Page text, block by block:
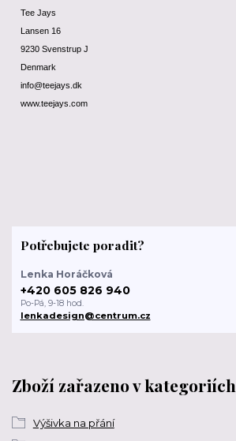
Tee Jays
Lansen 16
9230 Svenstrup J
Denmark
info@teejays.dk
www.teejays.com
Zboží zařazeno v kategoriích
Výšivka na přání
Potřebujete poradit?
Lenka Horáčková
+420 605 826 940
Po-Pá, 9-18 hod.
lenkadesign@centrum.cz